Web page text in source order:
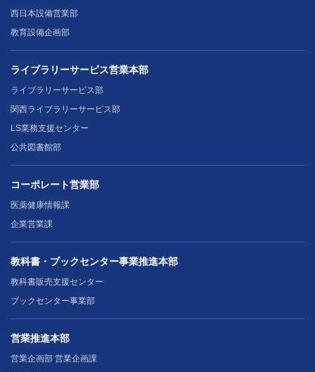
西日本設備営業部
教育設備企画部
ライブラリーサービス営業本部
ライブラリーサービス部
関西ライブラリーサービス部
LS業務支援センター
公共図書館部
コーポレート営業部
医薬健康情報課
企業営業課
教科書・ブックセンター事業推進本部
教科書販売支援センター
ブックセンター事業部
営業推進本部
営業企画部 営業企画課